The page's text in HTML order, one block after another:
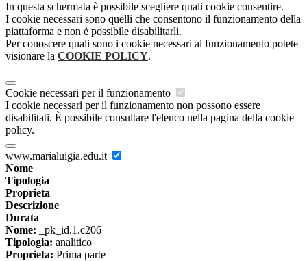
In questa schermata è possibile scegliere quali cookie consentire.
I cookie necessari sono quelli che consentono il funzionamento della
piattaforma e non è possibile disabilitarli.
Per conoscere quali sono i cookie necessari al funzionamento potete
visionare la COOKIE POLICY.
Cookie necessari per il funzionamento
I cookie necessari per il funzionamento non possono essere
disabilitati. È possibile consultare l'elenco nella pagina della cookie
policy.
www.marialuigia.edu.it
Nome
Tipologia
Proprieta
Descrizione
Durata
Nome: _pk_id.1.c206
Tipologia: analitico
Proprieta: Prima parte